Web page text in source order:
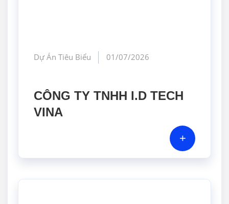
Dự Án Tiêu Biểu 01/07/2026
CÔNG TY TNHH I.D TECH
VINA
+